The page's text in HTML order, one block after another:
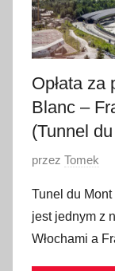
a
2
0
2
Opłata za
Blanc –
(Tunnel
O
u
b
l
i
przez Tomek
Tunel du
jest jednym z
Włochami a